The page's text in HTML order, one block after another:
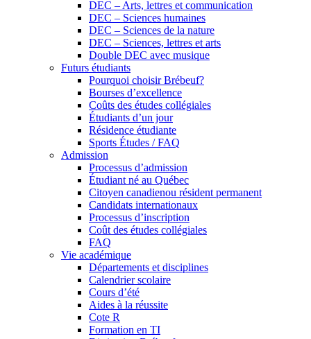
DEC – Arts, lettres et communication
DEC – Sciences humaines
DEC – Sciences de la nature
DEC – Sciences, lettres et arts
Double DEC avec musique
Futurs étudiants
Pourquoi choisir Brébeuf?
Bourses d’excellence
Coûts des études collégiales
Étudiants d’un jour
Résidence étudiante
Sports Études / FAQ
Admission
Processus d’admission
Étudiant né au Québec
Citoyen canadienou résident permanent
Candidats internationaux
Processus d’inscription
Coût des études collégiales
FAQ
Vie académique
Départements et disciplines
Calendrier scolaire
Cours d’été
Aides à la réussite
Cote R
Formation en TI